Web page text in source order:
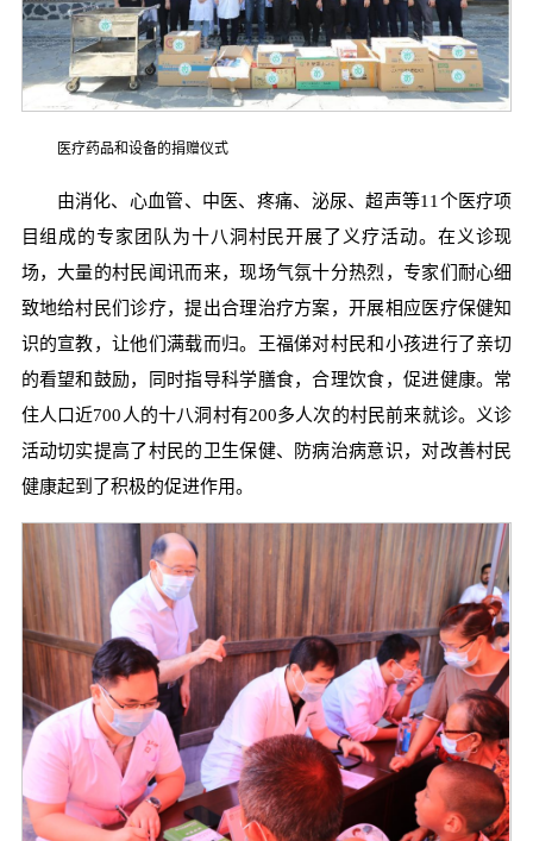
医疗药品和设备的捐赠仪式
由消化、心血管、中医、疼痛、泌尿、超声等11个医疗项
目组成的专家团队为十八洞村民开展了义疗活动。在义诊现
场，大量的村民闻讯而来，现场气氛十分热烈，专家们耐心细
致地给村民们诊疗，提出合理治疗方案，开展相应医疗保健知
识的宣教，让他们满载而归。王福俤对村民和小孩进行了亲切
的看望和鼓励，同时指导科学膳食，合理饮食，促进健康。常
住人口近700人的十八洞村有200多人次的村民前来就诊。义诊
活动切实提高了村民的卫生保健、防病治病意识，对改善村民
健康起到了积极的促进作用。